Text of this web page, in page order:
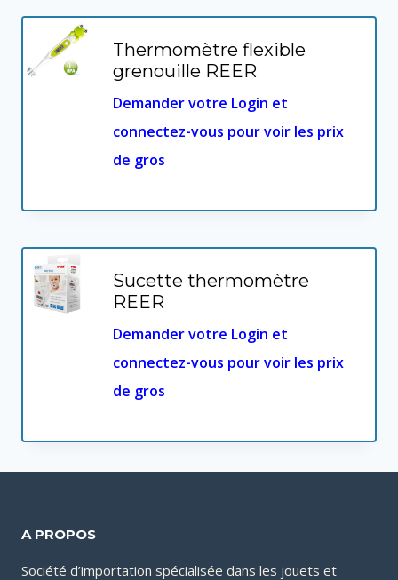
Thermomètre flexible
grenouille REER
Demander votre Login et
connectez-vous pour voir les prix
de gros
Sucette thermomètre
REER
Demander votre Login et
connectez-vous pour voir les prix
de gros
A PROPOS
Société d’importation spécialisée dans les jouets et